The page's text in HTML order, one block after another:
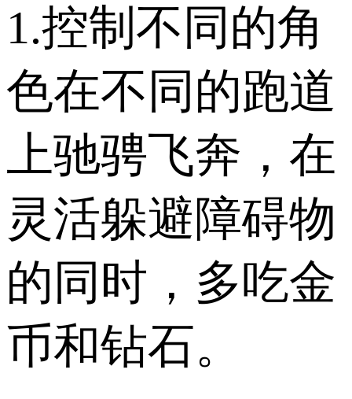
1.控制不同的角
色在不同的跑道
上驰骋飞奔，在
灵活躲避障碍物
的同时，多吃金
币和钻石。